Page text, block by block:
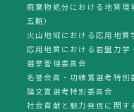
廃棄物処分における地質
五期）
火山地域における応用地
応用地質における岩盤力
選挙管理委員会
名誉会員・功績賞選考特別
論文賞選考特別委員会
社会貢献と魅力発信に関す